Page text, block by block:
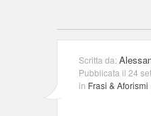
Scritta da:
Pubblicata il 24
in Frasi & Aforismi